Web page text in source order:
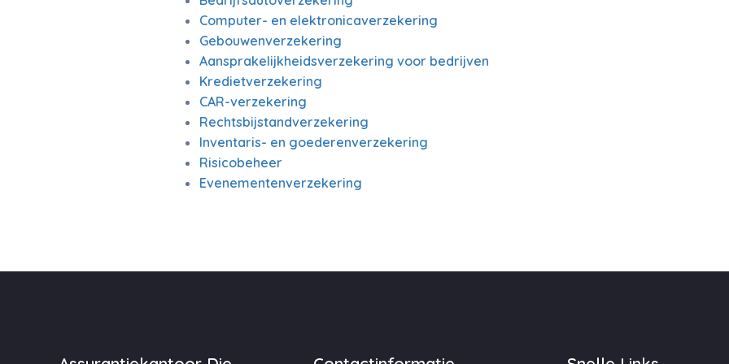
Computer- en elektronicaverzekering
Gebouwenverzekering
Aansprakelijkheidsverzekering voor bedrijven
Kredietverzekering
CAR-verzekering
Rechtsbijstandverzekering
Inventaris- en goederenverzekering
Risicobeheer
Evenementenverzekering